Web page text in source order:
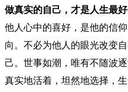
做真实的自己，才是人生最好
他人心中的喜好，是他的信
向。不必为他人的眼光改变
己。世事如潮，唯有不随波
真实地活着，坦然地选择，